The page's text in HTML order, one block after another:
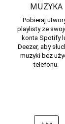
MUZYKA
Pobieraj
playlisty ze
konta Spotify
Deezer, aby
muzyki bez
telefonu.